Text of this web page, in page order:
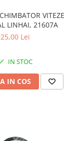
VITEZE
LINHAI, 21607A
25,00 Lei
IN STOC
IN COS